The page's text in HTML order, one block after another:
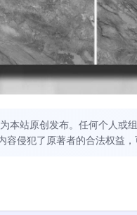
本站原创发布。任何个人或
侵犯了原著者的合法权益，